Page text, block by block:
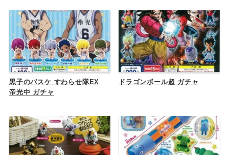
黒子のバスケ すわらせ隊EX
帝光中 ガチャ
ドラゴンボール超 ガチャ